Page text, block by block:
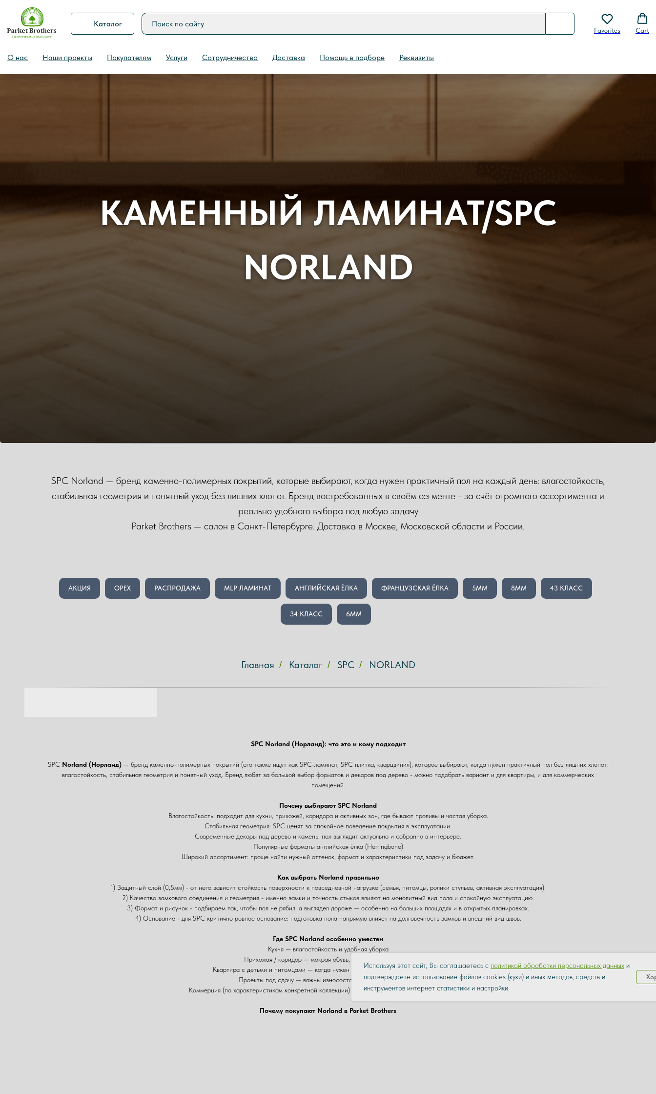
Каталог
Favorites Cart
О нас Наши проекты Покупателям Услуги Сотрудничество Доставка Помощь в подборе Реквизиты
КАМЕННЫЙ ЛАМИНАТ/SPC
NORLAND
SPC Norland — бренд каменно-полимерных покрытий, которые выбирают, когда нужен практичный пол на каждый день: влагостойкость,
стабильная геометрия и понятный уход без лишних хлопот. Бренд востребованных в своём сегменте - за счёт огромного ассортимента и
реально удобного выбора под любую задачу
Parket Brothers — салон в Санкт-Петербурге. Доставка в Москве, Московской области и России.
АКЦИЯ ОРЕХ РАСПРОДАЖА MLP ЛАМИНАТ АНГЛИЙСКАЯ ЁЛКА ФРАНЦУЗСКАЯ ЁЛКА 5ММ 8ММ 43 КЛАСС
34 КЛАСС 6ММ
Главная / Каталог / SPC / NORLAND
SPC Norland (Норланд): что это и кому подходит
SPC Norland (Норланд)— бренд каменно-полимерных покрытий (его также ищут как SPC-ламинат, SPC плитка, кварцвинил), которое выбирают, когда нужен практичный пол без лишних хлопот:
влагостойкость, стабильная геометрия и понятный уход. Бренд любят за большой выбор форматов и декоров под дерево - можно подобрать вариант и для квартиры, и для коммерческих
помещений.
Почему выбирают SPC Norland
Влагостойкость: подходит для кухни, прихожей, коридора и активных зон, где бывают проливы и частая уборка.
Стабильная геометрия: SPC ценят за спокойное поведение покрытия в эксплуатации.
Современные декоры под дерево и камень: пол выглядит актуально и собранно в интерьере.
Популярные форматы английская ёлка (Herringbone)
Широкий ассортимент: проще найти нужный оттенок, формат и характеристики под задачу и бюджет.
Как выбрать Norland правильно
1) Защитный слой (0,5мм) - от него зависит стойкость поверхности к повседневной нагрузке (семья, питомцы, ролики стульев, активная эксплуатация).
2) Качество замкового соединения и геометрия - именно замки и точность стыков влияют на монолитный вид пола и спокойную эксплуатацию.
3) Формат и рисунок - подбираем так, чтобы пол не рябил, а выглядел дороже — особенно на больших площадях и в открытых планировках.
4) Основание - для SPC критично ровное основание: подготовка пола напрямую влияет на долговечность замков и внешний вид швов.
Где SPC Norland особенно уместен
Кухня — влагостойкость и удобная уборка
Прихожая / коридор — мокрая обувь, песок, активная зона
Квартира с детьми и питомцами — когда нужен практичный пол на каждый день
Проекты под сдачу — важны износостойкость и практичность
Коммерция (по характеристикам конкретной коллекции) — где есть регулярная сильная нагрузка
Почему покупают Norland в Parket Brothers
Используя этот сайт, Вы соглашаетесь с политикой обработки персональных данных и
подтверждаете использование файлов cookies (куки) и иных методов, средств и
инструментов интернет статистики и настройки.